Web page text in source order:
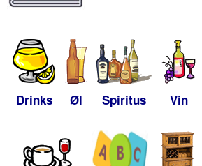
Drinks Øl Spiritus Vin